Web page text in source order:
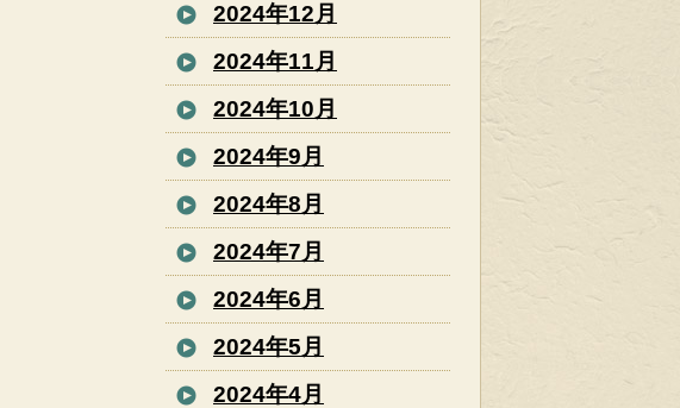
2024年12月
2024年11月
2024年10月
2024年9月
2024年8月
2024年7月
2024年6月
2024年5月
2024年4月